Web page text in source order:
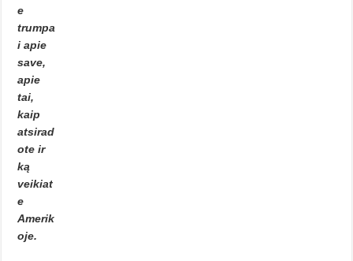
e
trumpa
i apie
save,
apie
tai,
kaip
atsirad
ote ir
ką
veikiat
e
Amerik
oje.